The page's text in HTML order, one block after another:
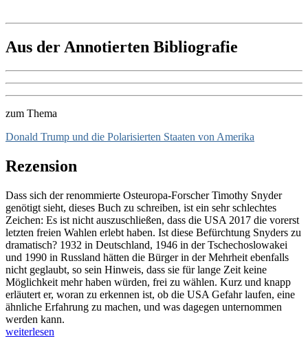
Aus der Annotierten Bibliografie
zum Thema
Donald Trump und die Polarisierten Staaten von Amerika
Rezension
Dass sich der renommierte Osteuropa-Forscher Timothy Snyder
genötigt sieht, dieses Buch zu schreiben, ist ein sehr schlechtes
Zeichen: Es ist nicht auszuschließen, dass die USA 2017 die vorerst
letzten freien Wahlen erlebt haben. Ist diese Befürchtung Snyders zu
dramatisch? 1932 in Deutschland, 1946 in der Tschechoslowakei
und 1990 in Russland hätten die Bürger in der Mehrheit ebenfalls
nicht geglaubt, so sein Hinweis, dass sie für lange Zeit keine
Möglichkeit mehr haben würden, frei zu wählen. Kurz und knapp
erläutert er, woran zu erkennen ist, ob die USA Gefahr laufen, eine
ähnliche Erfahrung zu machen, und was dagegen unternommen
werden kann.
weiterlesen